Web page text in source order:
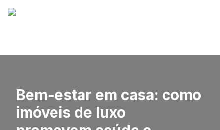
Bem-estar em casa: como
imóveis de luxo